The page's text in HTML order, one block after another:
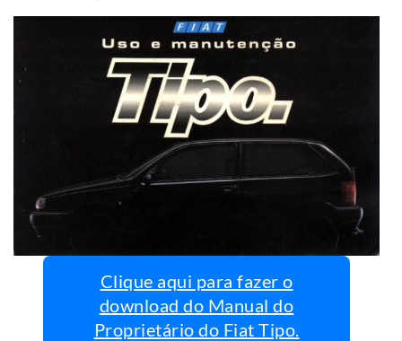
Clique aqui para fazer o
download do Manual do
Proprietário do Fiat Tipo.